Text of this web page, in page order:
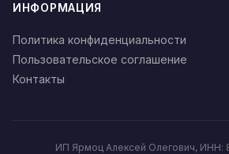
ИНФОРМАЦИЯ
Политика конфиденциальности
Пользовательское соглашение
Контакты
ИП Ярмоц Алексей Олегович, ИНН: